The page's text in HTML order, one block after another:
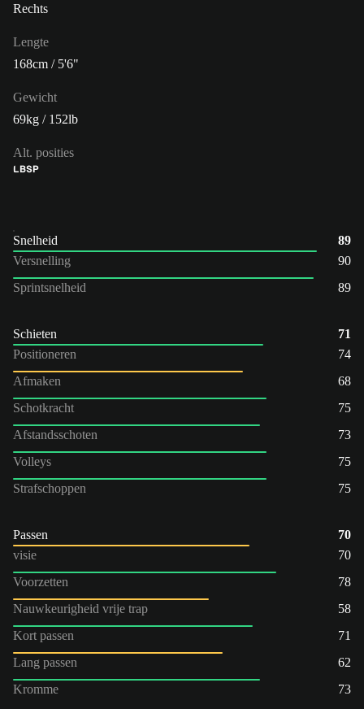
Rechts
Lengte
168cm / 5'6"
Gewicht
69kg / 152lb
Alt. posities
LBSP
Snelheid
89
Versnelling
90
Sprintsnelheid
89
Schieten
71
Positioneren
74
Afmaken
68
Schotkracht
75
Afstandsschoten
73
Volleys
75
Strafschoppen
75
Passen
70
visie
70
Voorzetten
78
Nauwkeurigheid vrije trap
58
Kort passen
71
Lang passen
62
Kromme
73